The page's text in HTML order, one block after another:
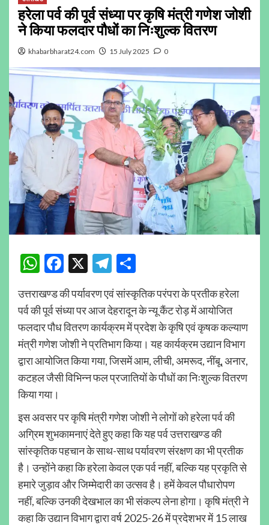
हरेला पर्व की पूर्व संध्या पर कृषि मंत्री गणेश जोशी
ने किया फलदार पौधों का निःशुल्क वितरण
khabarbharat24.com 15 July 2025 0
WhatsApp
Facebook
X Telegram
उत्तराखण्ड की पर्यावरण एवं सांस्कृतिक परंपरा के प्रतीक हरेला
पर्व की पूर्व संध्या पर आज देहरादून के न्यू कैंट रोड़ में आयोजित
फलदार पौध वितरण कार्यक्रम में प्रदेश के कृषि एवं कृषक कल्याण
मंत्री गणेश जोशी ने प्रतिभाग किया। यह कार्यक्रम उद्यान विभाग
द्वारा आयोजित किया गया, जिसमें आम, लीची, अमरूद, नींबू, अनार,
कटहल जैसी विभिन्न फल प्रजातियों के पौधों का निःशुल्क वितरण
किया गया।
इस अवसर पर कृषि मंत्री गणेश जोशी ने लोगों को हरेला पर्व की
अग्रिम शुभकामनाएं देते हुए कहा कि यह पर्व उत्तराखण्ड की
सांस्कृतिक पहचान के साथ-साथ पर्यावरण संरक्षण का भी प्रतीक
है। उन्होंने कहा कि हरेला केवल एक पर्व नहीं, बल्कि यह प्रकृति से
हमारे जुड़ाव और जिम्मेदारी का उत्सव है। हमें केवल पौधारोपण
नहीं, बल्कि उनकी देखभाल का भी संकल्प लेना होगा। कृषि मंत्री ने
कहा कि उद्यान विभाग द्वारा वर्ष 2025-26 में प्रदेशभर में 15 लाख